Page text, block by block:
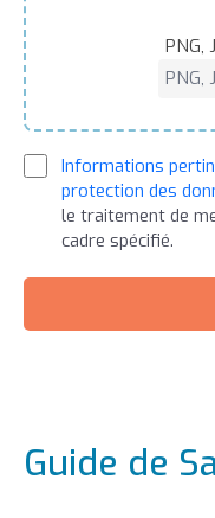
PNG,
PNG,
Informations
protection des
le traitement de
cadre spécifié.
Guide de